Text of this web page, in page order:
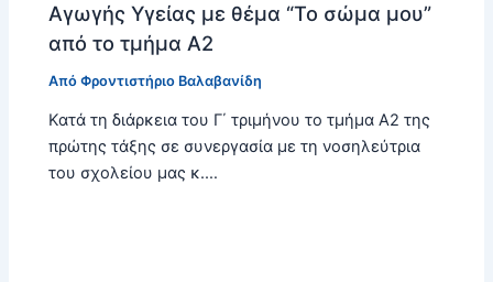
Αγωγής Υγείας με θέμα “Το σώμα μου”
από το τμήμα Α2
ΑπόΦροντιστήριο Βαλαβανίδη
Κατά τη διάρκεια του Γ΄ τριμήνου το τμήμα Α2 της
πρώτης τάξης σε συνεργασία με τη νοσηλεύτρια
του σχολείου μας κ.…